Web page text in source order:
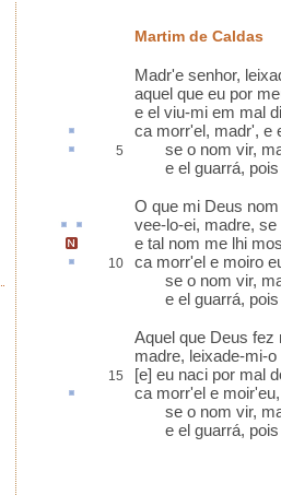
Martim de Caldas
Madr'e senhor,
aquel que eu por
e el viu-mi em mal
ca morr'el, madr', e
5
se o nom vir,
e el guarrá, pois
O que mi Deus
vee-lo-ei, madre,
e tal nom me lhi
10
ca morr'el e moiro
se o nom vir,
e el guarrá, pois
Aquel que Deus fez
madre, leixade-mi-
15
[e] eu naci por mal
ca morr'el e
se o nom vir,
e el guarrá, pois